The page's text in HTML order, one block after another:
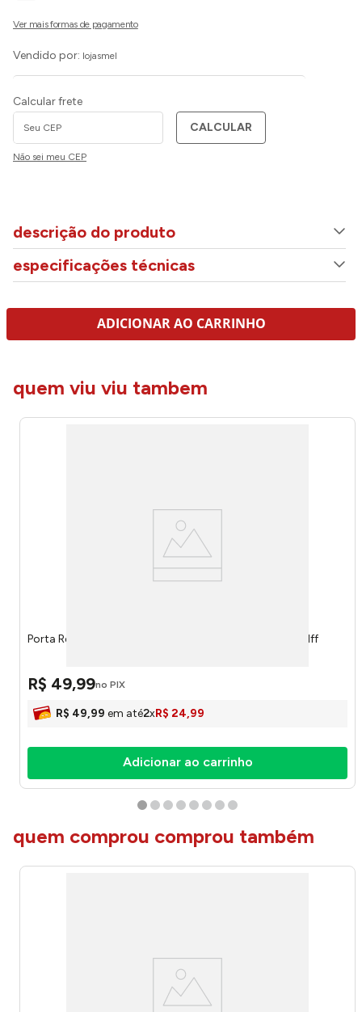
Vendido por: lojasmel
Calcular frete
CALCULAR
Não sei meu CEP
descrição do produto
especificações técnicas
ADICIONAR AO CARRINHO
quem viu viu tambem
Porta Retrato Onlle Creme Mdf 15x20cm Ref.62173 Wolff
R$ 49,99no PIX
R$ 49,99 em até2xR$ 24,99
Adicionar ao carrinho
quem comprou comprou também